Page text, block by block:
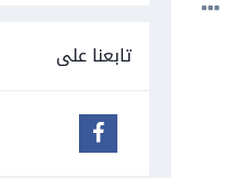
تابعنا على